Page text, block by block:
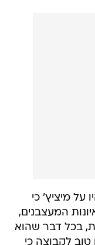
על מיציץ' כי
המעצבנים,
בכל דבר שהוא
לקבוצה כי